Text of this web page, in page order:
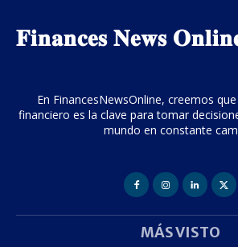
𝐅𝐢𝐧𝐚𝐧𝐜𝐞𝐬 𝐍𝐞𝐰𝐬
En FinancesNewsOnline, creemos
financiero es la clave para tomar
mundo en constante
MÁS VISTO